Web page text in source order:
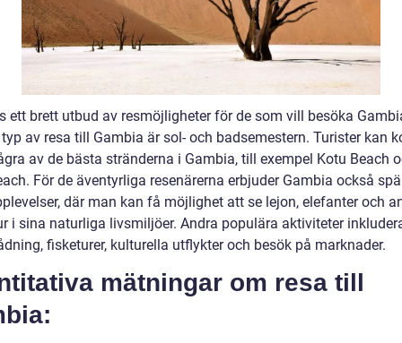
ett brett utbud av resmöjligheter för de som vill besöka
av resa till Gambia är sol- och badsemestern. Turister kan
av de bästa stränderna i Gambia, till exempel Kotu Beach
För de äventyrliga resenärerna erbjuder Gambia också
där man kan få möjlighet att se lejon, elefanter och
i sina naturliga livsmiljöer. Andra populära aktiviteter
fisketurer, kulturella utflykter och besök på marknader.
mätningar om resa till